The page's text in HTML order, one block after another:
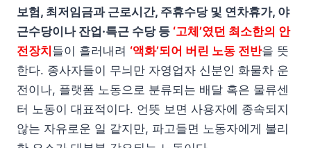
보험, 최저임금과 근로시간, 주휴수당 및 연차휴가, 야
근수당이나 잔업·특근 수당 등 ‘고체’였던 최소한의 안
전장치들이 흘러내려 ‘액화’되어 버린 노동 전반을 뜻
한다. 종사자들이 무늬만 자영업자 신분인 화물차 운
전이나, 플랫폼 노동으로 분류되는 배달 혹은 물류센
터 노동이 대표적이다. 언뜻 보면 사용자에 종속되지
않는 자유로운 일 같지만, 파고들면 노동자에게 불리